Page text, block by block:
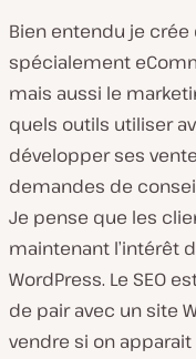
Bien entendu je
spécialement
mais aussi le
quels outils utiliser
développer ses
demandes de
Je pense que les
maintenant l’intérêt
WordPress. Le SEO
de pair avec un site
vendre si on